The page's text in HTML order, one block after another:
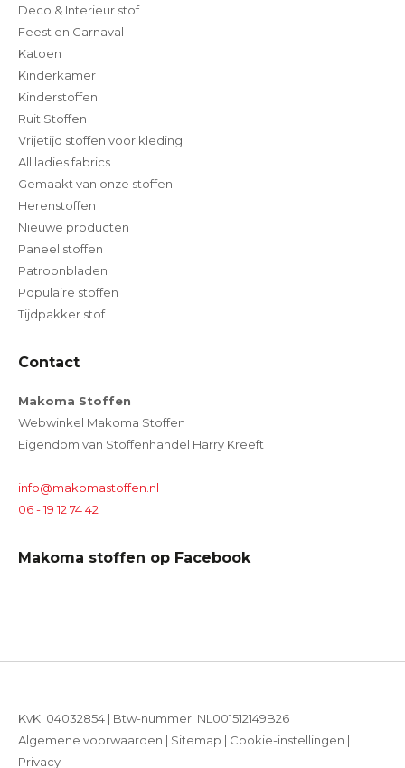
Deco & Interieur stof
Feest en Carnaval
Katoen
Kinderkamer
Kinderstoffen
Ruit Stoffen
Vrijetijd stoffen voor kleding
All ladies fabrics
Gemaakt van onze stoffen
Herenstoffen
Nieuwe producten
Paneel stoffen
Patroonbladen
Populaire stoffen
Tijdpakker stof
Contact
Makoma Stoffen
Webwinkel Makoma Stoffen
Eigendom van Stoffenhandel Harry Kreeft
info@makomastoffen.nl
06 - 19 12 74 42
Makoma stoffen op Facebook
KvK: 04032854 | Btw-nummer: NL001512149B26
Algemene voorwaarden | Sitemap | Cookie-instellingen |
Privacy